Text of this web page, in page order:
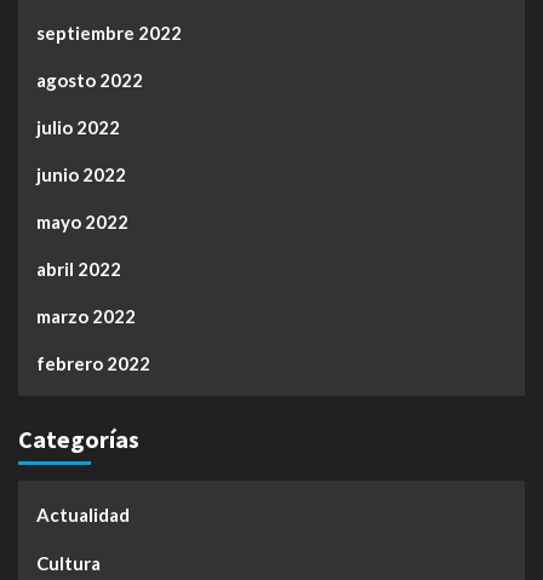
septiembre 2022
agosto 2022
julio 2022
junio 2022
mayo 2022
abril 2022
marzo 2022
febrero 2022
Categorías
Actualidad
Cultura